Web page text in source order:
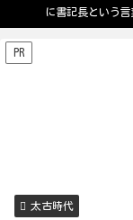
に書記長という
PR
太古時代